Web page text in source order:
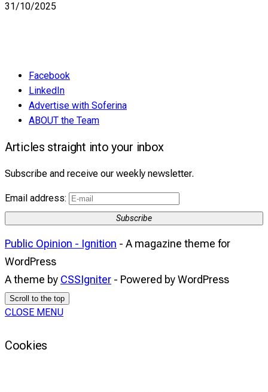
31/10/2025
Facebook
LinkedIn
Advertise with Soferina
ABOUT the Team
Articles straight into your inbox
Subscribe and receive our weekly newsletter.
Email address:
Subscribe
Public Opinion - Ignition - A magazine theme for
WordPress
A theme by CSSIgniter - Powered by WordPress
Scroll to the top
CLOSE MENU
Cookies